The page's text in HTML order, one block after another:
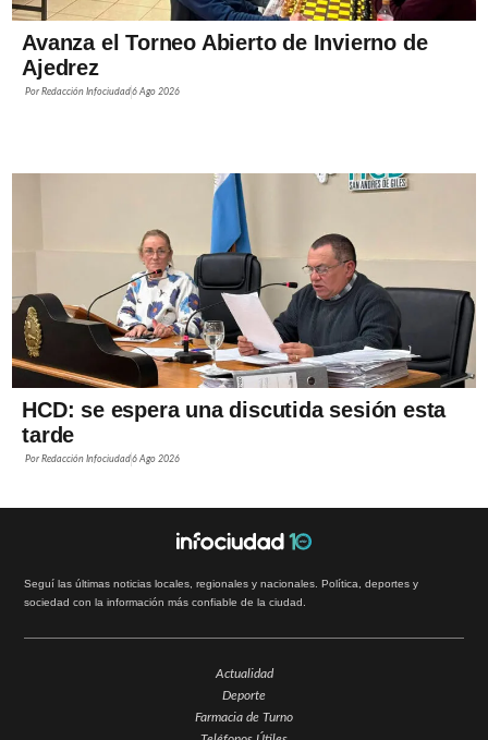
Avanza el Torneo Abierto de Invierno de
Ajedrez
PorRedacción Infociudad6 Ago 2026
HCD: se espera una discutida sesión esta
tarde
PorRedacción Infociudad6 Ago 2026
Seguí las últimas noticias locales, regionales y nacionales. Política, deportes y
sociedad con la información más confiable de la ciudad.
Actualidad
Deporte
Farmacia de Turno